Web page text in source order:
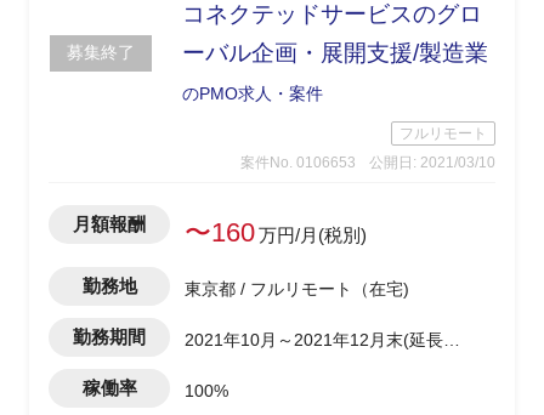
募集終了
コネクテッドサービスのグロ
ーバル企画・展開支援/製造業
のPMO求人・案件
フルリモート
案件No. 0106653
公開日: 2021/03/10
月額報酬 〜160万円/月(税別)
勤務地 東京都 / フルリモート（在宅)
勤務期間
2021年10月～2021年12月末(延長可
稼働率 100%